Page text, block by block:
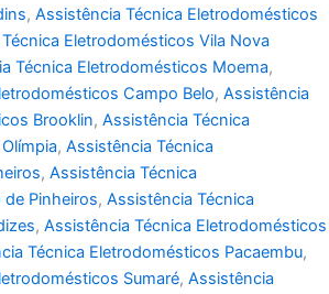
, Assistência Técnica Eletrodomésticos
Eletrodomésticos Vila Nova
Técnica Eletrodomésticos Moema,
Campo Belo, Assistência
Brooklin, Assistência Técnica
, Assistência Técnica
, Assistência Técnica
Pinheiros, Assistência Técnica
, Assistência Técnica Eletrodomésticos
Técnica Eletrodomésticos Pacaembu,
Sumaré, Assistência